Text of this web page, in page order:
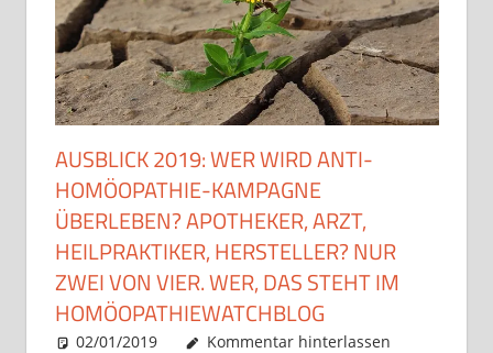
AUSBLICK 2019: WER WIRD ANTI-
HOMÖOPATHIE-KAMPAGNE
ÜBERLEBEN? APOTHEKER, ARZT,
HEILPRAKTIKER, HERSTELLER? NUR
ZWEI VON VIER. WER, DAS STEHT IM
HOMÖOPATHIEWATCHBLOG
02/01/2019 Christian J. Becker
Allgemein
Kommentar hinterlassen